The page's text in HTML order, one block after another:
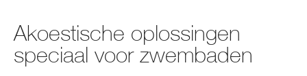
Akoestische oplossingen
speciaal voor zwembaden